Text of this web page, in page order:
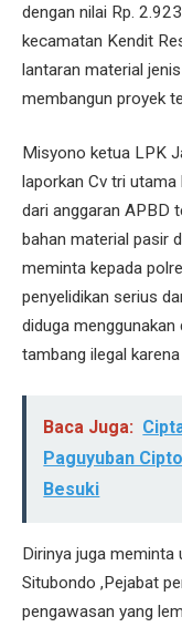
dengan nilai Rp.
kecamatan Kendit
lantaran material
membangun proyek
Misyono ketua LPK
laporkan Cv tri
dari anggaran APBD
bahan material pasir
meminta kepada
penyelidikan serius
diduga
tambang ilegal
Baca Juga:
Paguyuban
Besuki
Dirinya juga meminta
Situbondo ,Pejabat
pengawasan yang